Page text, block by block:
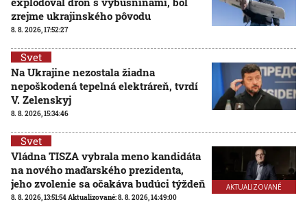
zrejme ukrajinského pôvodu
8. 8. 2026, 17:52:27
Svet
Na Ukrajine nezostala žiadna
nepoškodená tepelná elektráreň, tvrdí
V. Zelenskyj
8. 8. 2026, 15:34:46
AKTUALIZOVANÉ
Svet
Vládna TISZA vybrala meno kandidáta
na nového maďarského prezidenta,
jeho zvolenie sa očakáva budúci týždeň
8. 8. 2026, 13:51:54Aktualizované:8. 8. 2026, 14:49:00